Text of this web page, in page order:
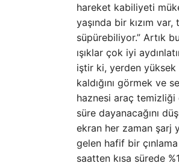
hareket kabiliyeti
yaşında bir kızım
süpürebiliyor.” Artık
ışıklar çok iyi
iştir ki, yerden yüksek
kaldığını görmek
haznesi araç temizliği
süre dayanacağını
ekran her zaman şarj
gelen hafif bir
saatten kısa sürede